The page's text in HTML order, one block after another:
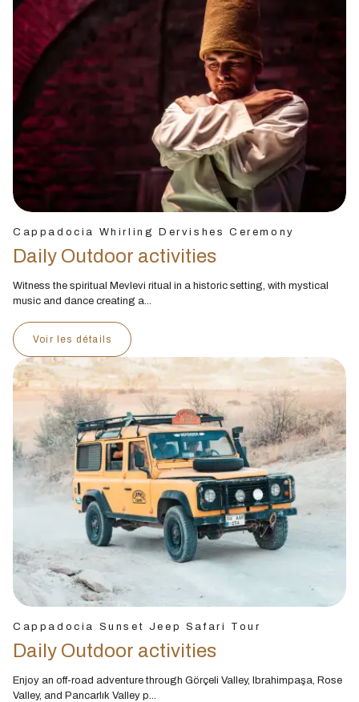
Cappadocia Whirling Dervishes Ceremony
Daily Outdoor activities
Witness the spiritual Mevlevi ritual in a historic setting, with mystical
music and dance creating a...
Voir les détails
Cappadocia Sunset Jeep Safari Tour
Daily Outdoor activities
Enjoy an off-road adventure through Görçeli Valley, Ibrahimpaşa, Rose
Valley, and Pancarlık Valley p...